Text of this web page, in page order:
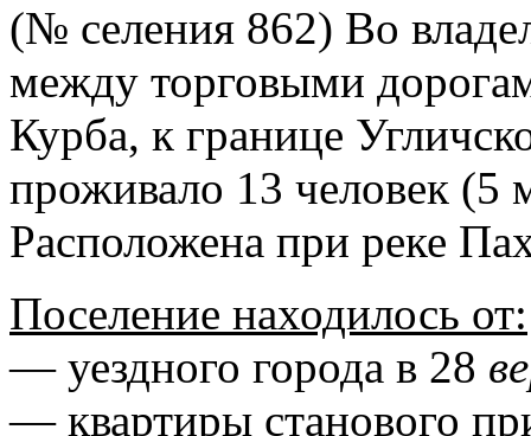
(№ селения 862) Во
между торговыми
Курба, к границе
проживало 13 человек (5
Расположена при реке
Поселение находилось от:
— уездного города в 28
— квартиры станового